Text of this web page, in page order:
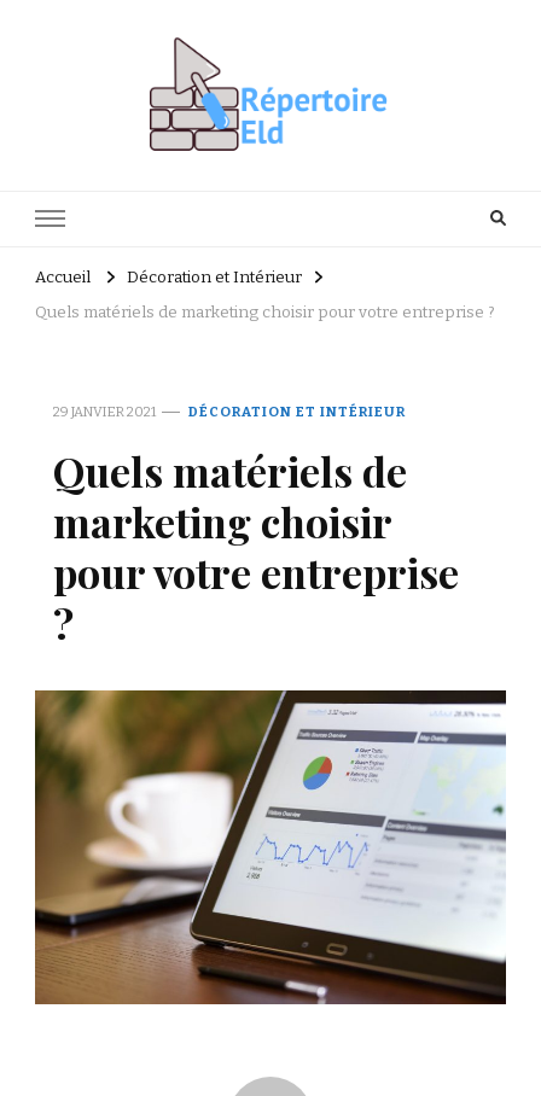
Accueil
Décoration et Intérieur
Quels matériels de marketing choisir pour votre entreprise ?
29 JANVIER 2021 DÉCORATION ET INTÉRIEUR
Quels matériels de
marketing choisir
pour votre entreprise
?